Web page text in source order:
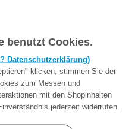
benutzt Cookies.
Datenschutzerklärung)
klicken, stimmen Sie der
zum Messen und
mit den Shopinhalten
jederzeit widerrufen.